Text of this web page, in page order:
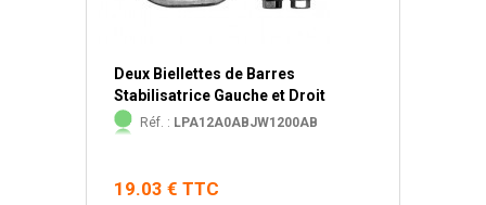
Deux Biellettes de Barres
Stabilisatrice Gauche et Droit
Réf. : LPA12A0ABJW1200AB
19.03 € TTC